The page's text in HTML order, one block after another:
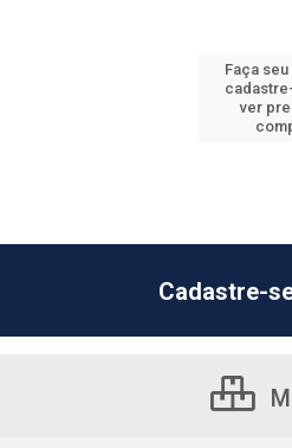
Faça
ver
Cadastre-